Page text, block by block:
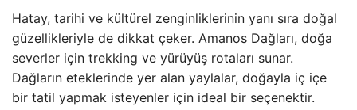
Hatay, tarihi ve kültürel zenginliklerinin yanı sıra doğal
güzellikleriyle de dikkat çeker. Amanos Dağları, doğa
severler için trekking ve yürüyüş rotaları sunar.
Dağların eteklerinde yer alan yaylalar, doğayla iç içe
bir tatil yapmak isteyenler için ideal bir seçenektir.